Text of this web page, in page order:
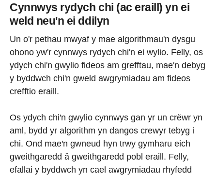
Cynnwys rydych chi (ac eraill) yn ei
weld neu'n ei ddilyn
Un o'r pethau mwyaf y mae algorithmau'n dysgu
ohono yw'r cynnwys rydych chi'n ei wylio. Felly, os
ydych chi'n gwylio fideos am grefftau, mae'n debyg
y byddwch chi'n gweld awgrymiadau am fideos
crefftio eraill.
Os ydych chi'n gwylio cynnwys gan yr un crëwr yn
aml, bydd yr algorithm yn dangos crewyr tebyg i
chi. Ond mae'n gwneud hyn trwy gymharu eich
gweithgaredd â gweithgaredd pobl eraill. Felly,
efallai y byddwch yn cael awgrymiadau rhyfedd